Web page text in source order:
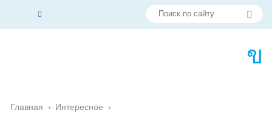
Главная › Интересное ›